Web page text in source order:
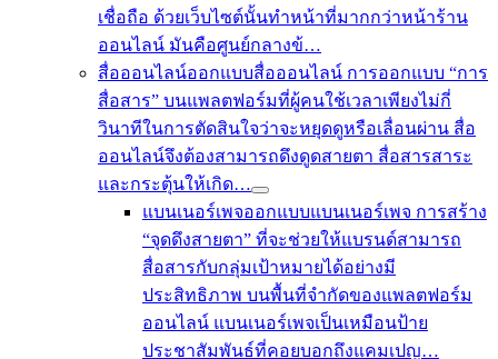
เชื่อถือ ด้วยเว็บไซต์นั้นทำหน้าที่มากกว่าหน้าร้าน
ออนไลน์ มันคือศูนย์กลางข้…
สื่อออนไลน์ออกแบบสื่อออนไลน์ การออกแบบ “การ
สื่อสาร” บนแพลตฟอร์มที่ผู้คนใช้เวลาเพียงไม่กี่
วินาทีในการตัดสินใจว่าจะหยุดดูหรือเลื่อนผ่าน สื่อ
ออนไลน์จึงต้องสามารถดึงดูดสายตา สื่อสารสาระ
และกระตุ้นให้เกิด…
แบนเนอร์เพจออกแบบแบนเนอร์เพจ การสร้าง
“จุดดึงสายตา” ที่จะช่วยให้แบรนด์สามารถ
สื่อสารกับกลุ่มเป้าหมายได้อย่างมี
ประสิทธิภาพ บนพื้นที่จำกัดของแพลตฟอร์ม
ออนไลน์ แบนเนอร์เพจเป็นเหมือนป้าย
ประชาสัมพันธ์ที่คอยบอกถึงแคมเปญ…